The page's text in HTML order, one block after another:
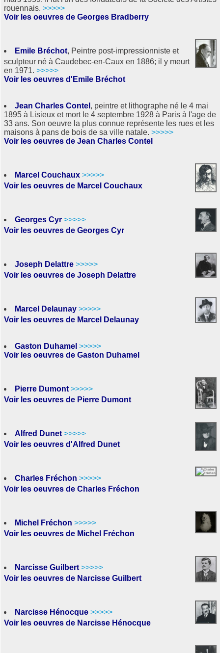
rouennais. >>>>>
Voir les oeuvres de Georges Bradberry
Emile Bréchot, Peintre post-impressionniste et
sculpteur né à Caudebec-en-Caux en 1886; il y meurt
en 1971. >>>>>
Voir les oeuvres d'Emile Bréchot
Jean Charles Contel , peintre et lithographe né le 4 mai
1895 à Lisieux et mort le 4 septembre 1928 à Paris à l'age de
33 ans. Son oeuvre la plus connue représente les rues et les
maisons à pans de bois de sa ville natale. >>>>>
Voir les oeuvres de Jean Charles Contel
Marcel Couchaux >>>>>
Voir les oeuvres de Marcel Couchaux
Georges Cyr >>>>>
Voir les oeuvres de Georges Cyr
Joseph Delattre >>>>>
Voir les oeuvres de Joseph Delattre
Marcel Delaunay >>>>>
Voir les oeuvres de Marcel Delaunay
Gaston Duhamel >>>>>
Voir les oeuvres de Gaston Duhamel
Pierre Dumont >>>>>
Voir les oeuvres de Pierre Dumont
Alfred Dunet >>>>>
Voir les oeuvres d'Alfred Dunet
Charles Fréchon >>>>>
Voir les oeuvres de Charles Fréchon
Michel Fréchon >>>>>
Voir les oeuvres de Michel Fréchon
Narcisse Guilbert >>>>>
Voir les oeuvres de Narcisse Guilbert
Narcisse Hénocque >>>>>
Voir les oeuvres de Narcisse Hénocque